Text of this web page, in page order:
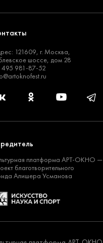
121609, г. Москва,
шоссе, дом 28
495 981-87-52
платформа АРТ-ОКНО —
благотворительного
Алишера Усманова